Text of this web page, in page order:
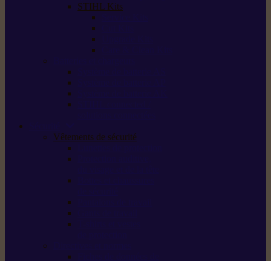
STIHL Kits
Vêtements de sécurité